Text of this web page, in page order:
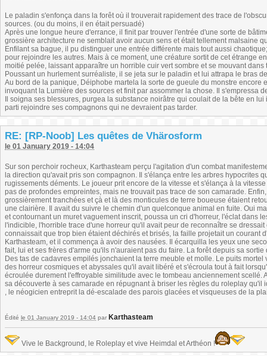
Le paladin s'enfonça dans la forêt où il trouverait rapidement des trace de
sources. (ou du moins, il en était persuadé)
Après une longue heure d'errance, il finit par trouver l'entrée d'une sorte de
grossière architecture ne semblait avoir aucun sens et était tellement malsaine
Enfilant sa bague, il pu distinguer une entrée différente mais tout aussi
pour rejoindre les autres. Mais à ce moment, une créature sortit de cet étrange
moitié pelée, laissant apparaître un horrible cuir vert sombre et se mouvant
Poussant un hurlement surréaliste, il se jeta sur le paladin et lui attrapa le bras
Au bord de la panique, Déiphobe martela la sorte de gueule du monstre encore
invoquant la Lumière des sources et finit par assommer la chose. Il s'empressa
Il soigna ses blessures, purgea la substance noirâtre qui coulait de la bête en
parti rejoindre ses compagnons qui ne devraient pas tarder.
RE: [RP-Noob] Les quêtes de Vhärosform
le 01 January 2019 - 14:04
Sur son perchoir rocheux, Karthasteam perçu l'agitation d'un combat
la direction qu'avait pris son compagnon. Il s'élança entre les arbres hypocrites
rugissements déments. Le joueur prit encore de la vitesse et s'élança à la
pas de profondes empreintes, mais ne trouvait pas trace de son camarade.
grossièrement tranchées et çà et là des monticules de terre boueuse étaient
une clairière. Il avait du suivre le chemin d'un quelconque animal en fuite. Oui
et contournant un muret vaguement inscrit, poussa un cri d'horreur, l'éclat dans
l'indicible, l'horrible trace d'une horreur qu'il avait peur de reconnaître se
connaissait que trop bien étaient déchirés et brisés, la faille projetait un courant
Karthasteam, et il commença à avoir des nausées. Il écarquilla les yeux une
fait, lui et ses frères d'arme qu'ils n'auraient pas du faire. La forêt depuis sa
Des tas de cadavres empilés jonchaient la terre meuble et molle. Le puits
des horreur cosmiques et abyssales qu'il avait libéré et s'écroula tout à fait
écroulée durement l'effroyable similitude avec le tombeau anciennement
sa découverte à ses camarade en répugnant à briser les règles du roleplay qu'il
, le néogicien entreprit la dé-escalade des parois glacées et visqueuses de la
Édité le 01 January 2019 - 14:04 par Karthasteam
Vive le Background, le Roleplay et vive Heimdal et Arthéon !